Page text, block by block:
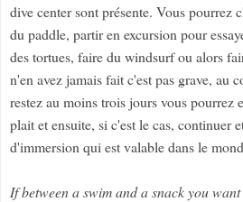
dive center sont présente. Vous pourrez
du paddle, partir en excursion pour
des tortues, faire du windsurf ou alors
n'en avez jamais fait c'est pas grave, au
restez au moins trois jours vous pourrez
plait et ensuite, si c'est le cas, continuer
d'immersion qui est valable dans le
If between a swim and a snack you